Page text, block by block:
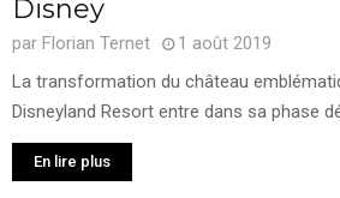
Disney
par Florian Ternet
1 août 2019
La transformation du château
Disneyland Resort entre dans sa phase
En lire plus